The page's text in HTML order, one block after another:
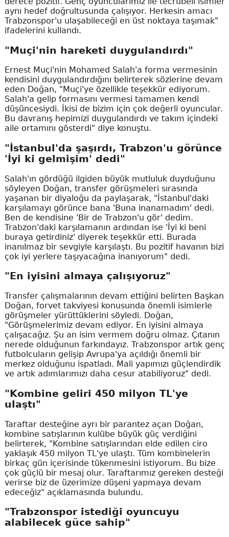
aynı hedef doğrultusunda çalışıyor. Herkesin amacı
Trabzonspor'u ulaşabileceği en üst noktaya taşımak"
ifadelerini kullandı.
"Muçi'nin hareketi duygulandırdı"
Ernest Muçi'nin Mohamed Salah'a forma vermesinin
kendisini duygulandırdığını belirterek sözlerine devam
eden Doğan, "Muçi'ye özellikle teşekkür ediyorum.
Salah'a gelip formasını vermesi tamamen kendi
düşüncesiydi. İkisi de bizim için çok değerli oyuncular.
Bu davranış hepimizi duygulandırdı ve takım içindeki
aile ortamını gösterdi" diye konuştu.
"İstanbul'da şaşırdı, Trabzon'u görünce
'İyi ki gelmişim' dedi"
Salah'ın gördüğü ilgiden büyük mutluluk duyduğunu
söyleyen Doğan, transfer görüşmeleri sırasında
yaşanan bir diyaloğu da paylaşarak, "İstanbul'daki
karşılamayı görünce bana 'Buna inanamadım' dedi.
Ben de kendisine 'Bir de Trabzon'u gör' dedim.
Trabzon'daki karşılamanın ardından ise 'İyi ki beni
buraya getirdiniz' diyerek teşekkür etti. Burada
inanılmaz bir sevgiyle karşılaştı. Bu pozitif havanın bizi
çok iyi yerlere taşıyacağına inanıyorum" dedi.
"En iyisini almaya çalışıyoruz"
Transfer çalışmalarının devam ettiğini belirten Başkan
Doğan, forvet takviyesi konusunda önemli isimlerle
görüşmeler yürüttüklerini söyledi. Doğan,
"Görüşmelerimiz devam ediyor. En iyisini almaya
çalışacağız. Şu an isim vermem doğru olmaz. Çıtanın
nerede olduğunun farkındayız. Trabzonspor artık genç
futbolcuların gelişip Avrupa'ya açıldığı önemli bir
merkez olduğunu ispatladı. Mali yapımızı güçlendirdik
ve artık adımlarımızı daha cesur atabiliyoruz" dedi.
"Kombine geliri 450 milyon TL'ye
ulaştı"
Taraftar desteğine ayrı bir parantez açan Doğan,
kombine satışlarının kulübe büyük güç verdiğini
belirterek, "Kombine satışlarından elde edilen ciro
yaklaşık 450 milyon TL'ye ulaştı. Tüm kombinelerin
birkaç gün içerisinde tükenmesini istiyorum. Bu bize
çok güçlü bir mesaj olur. Taraftarımız gereken desteği
verirse biz de üzerimize düşeni yapmaya devam
edeceğiz" açıklamasında bulundu.
"Trabzonspor istediği oyuncuyu
alabilecek güce sahip"